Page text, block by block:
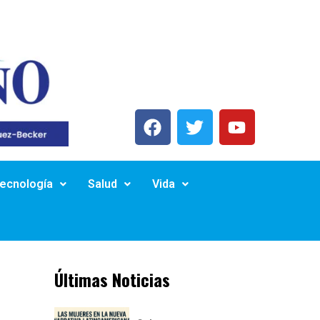
Salud Vida
Últimas Noticias